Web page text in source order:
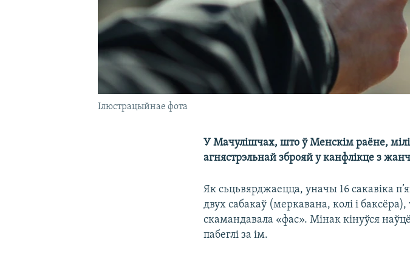
Ілюстрацыйнае фота
У Мачулішчах, што ў Менскім раёне,
агнястрэльнай зброяй у канфлікце з
Як сьцьвярджаецца, уначы 16 сакавіка
двух сабакаў (меркавана, колі і
скамандавала «фас». Мінак кінуўся
пабеглі за ім.